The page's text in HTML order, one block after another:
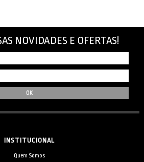
NOVIDADES E OFERTAS!
INSTITUCIONAL
Quem Somos